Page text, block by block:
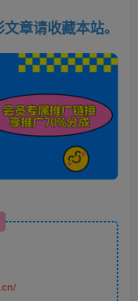
章请收藏本站。